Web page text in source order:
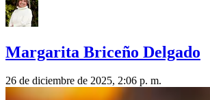
Margarita Briceño Delgado
26 de diciembre de 2025, 2:06 p. m.